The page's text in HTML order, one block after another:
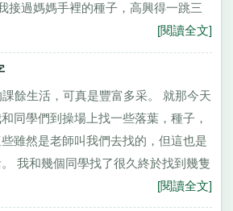
接過媽媽手裡的種子，高興得一跳三
[閱讀全文]
餘生活，可真是豐富多采。 就那今天
同學們到操場上找一些落葉，種子，
雖然是老師叫我們去找的，但這也是
我和幾個同學找了很久終於找到幾隻
[閱讀全文]